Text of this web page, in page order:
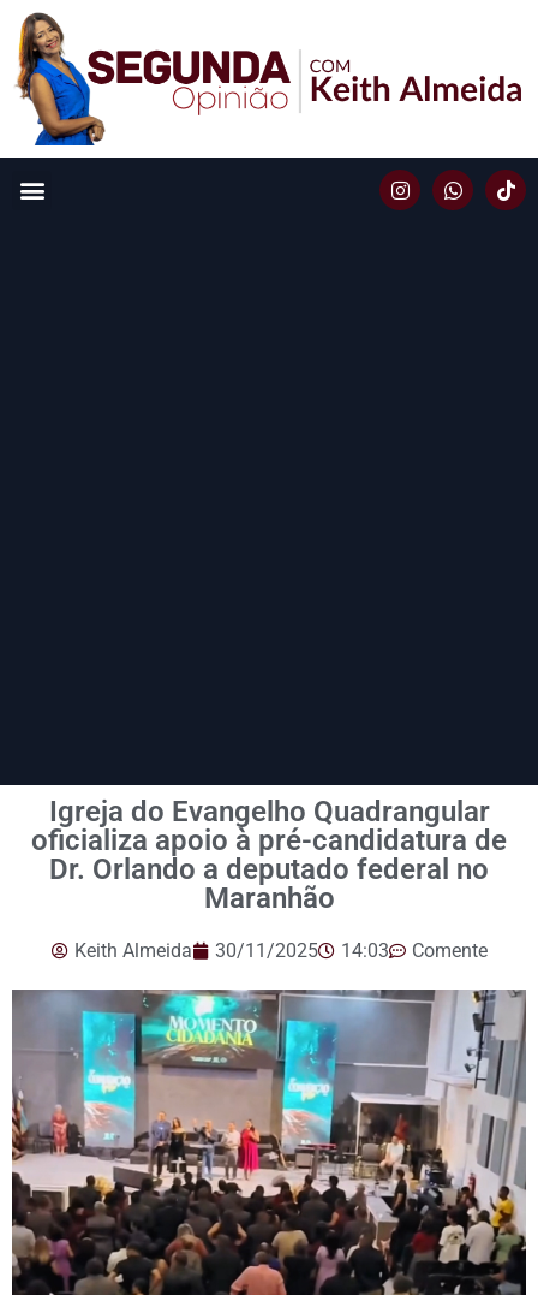
Igreja do Evangelho Quadrangular
oficializa apoio à pré-candidatura de
Dr. Orlando a deputado federal no
Maranhão
Keith Almeida 30/11/2025 14:03 Comente